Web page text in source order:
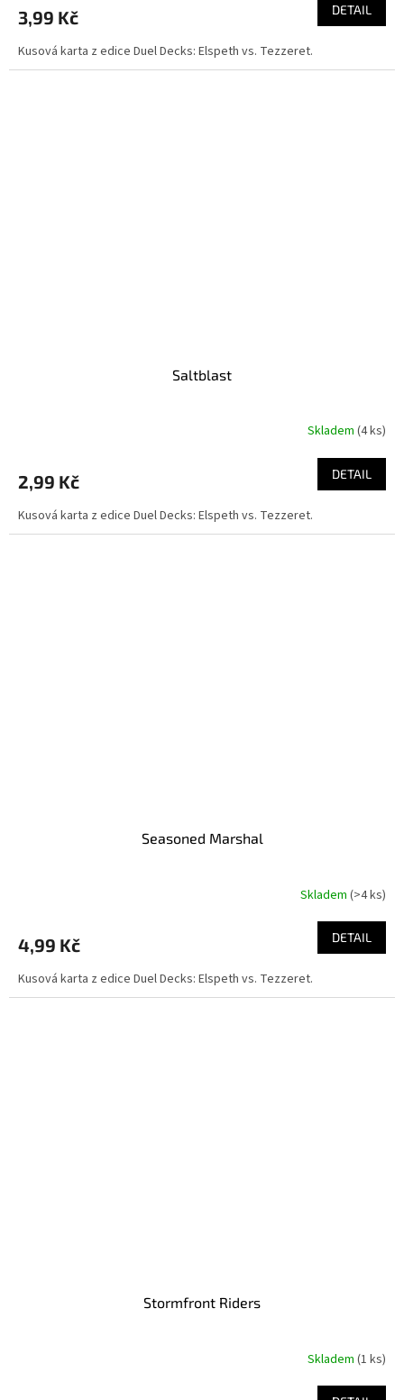
3,99 Kč DETAIL
Kusová karta z edice Duel Decks: Elspeth vs. Tezzeret.
Saltblast
Skladem (4 ks)
2,99 Kč DETAIL
Kusová karta z edice Duel Decks: Elspeth vs. Tezzeret.
Seasoned Marshal
Skladem (>4 ks)
4,99 Kč DETAIL
Kusová karta z edice Duel Decks: Elspeth vs. Tezzeret.
Stormfront Riders
Skladem (1 ks)